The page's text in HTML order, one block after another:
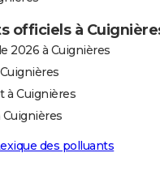
officiels à
2026 à Cuignières
à Cuignières
Cuignières
des polluants